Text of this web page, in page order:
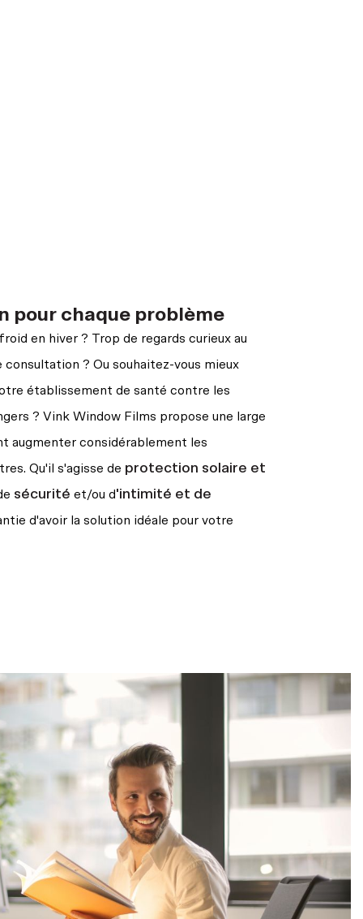
pour chaque problème
en hiver ? Trop de regards curieux au
consultation ? Ou souhaitez-vous mieux
établissement de santé contre les
? Vink Window Films propose une large
augmenter considérablement les
Qu'il s'agisse de protection solaire et
sécurité et/ou d'intimité et de
d'avoir la solution idéale pour votre